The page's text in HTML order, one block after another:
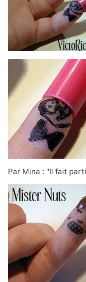
Par Mina : "Il fait